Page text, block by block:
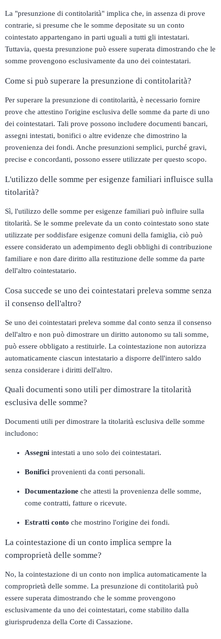
La "presunzione di contitolarità" implica che, in assenza di prove
contrarie, si presume che le somme depositate su un conto
cointestato appartengano in parti uguali a tutti gli intestatari.
Tuttavia, questa presunzione può essere superata dimostrando che le
somme provengono esclusivamente da uno dei cointestatari.​
Come si può superare la presunzione di contitolarità?
Per superare la presunzione di contitolarità, è necessario fornire
prove che attestino l'origine esclusiva delle somme da parte di uno
dei cointestatari. Tali prove possono includere documenti bancari,
assegni intestati, bonifici o altre evidenze che dimostrino la
provenienza dei fondi. Anche presunzioni semplici, purché gravi,
precise e concordanti, possono essere utilizzate per questo scopo.​
L'utilizzo delle somme per esigenze familiari influisce sulla
titolarità?
Sì, l'utilizzo delle somme per esigenze familiari può influire sulla
titolarità. Se le somme prelevate da un conto cointestato sono state
utilizzate per soddisfare esigenze comuni della famiglia, ciò può
essere considerato un adempimento degli obblighi di contribuzione
familiare e non dare diritto alla restituzione delle somme da parte
dell'altro cointestatario.​
Cosa succede se uno dei cointestatari preleva somme senza
il consenso dell'altro?
Se uno dei cointestatari preleva somme dal conto senza il consenso
dell'altro e non può dimostrare un diritto autonomo su tali somme,
può essere obbligato a restituirle. La cointestazione non autorizza
automaticamente ciascun intestatario a disporre dell'intero saldo
senza considerare i diritti dell'altro.
Quali documenti sono utili per dimostrare la titolarità
esclusiva delle somme?
Documenti utili per dimostrare la titolarità esclusiva delle somme
includono:​
Assegni intestati a uno solo dei cointestatari.​
Bonifici provenienti da conti personali.​
Documentazione che attesti la provenienza delle somme,
come contratti, fatture o ricevute.​
Estratti conto che mostrino l'origine dei fondi.​
La cointestazione di un conto implica sempre la
comproprietà delle somme?
No, la cointestazione di un conto non implica automaticamente la
comproprietà delle somme. La presunzione di contitolarità può
essere superata dimostrando che le somme provengono
esclusivamente da uno dei cointestatari, come stabilito dalla
giurisprudenza della Corte di Cassazione.